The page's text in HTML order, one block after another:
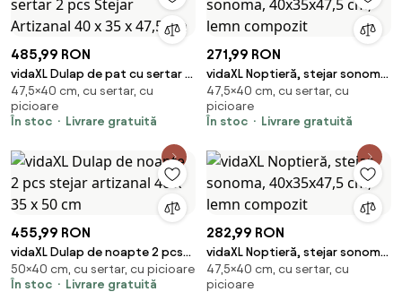
485,99 RON
vidaXL Dulap de pat cu sertar 2
pcs Stejar Artizanal 40 x 35 x
47,5 cm
47,5×40 cm, cu sertar, cu
picioare
În stoc
Livrare gratuită
271,99 RON
vidaXL Noptieră, stejar sonoma,
40x35x47,5 cm, lemn compozit
47,5×40 cm, cu sertar, cu
picioare
În stoc
Livrare gratuită
455,99 RON
vidaXL Dulap de noapte 2 pcs
stejar artizanal 40 x 35 x 50 cm
50×40 cm, cu sertar, cu picioare
În stoc
Livrare gratuită
282,99 RON
vidaXL Noptieră, stejar sonoma,
40x35x47,5 cm, lemn compozit
47,5×40 cm, cu sertar, cu
picioare